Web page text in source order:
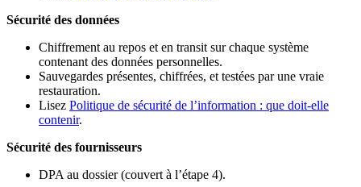
Sécurité des données
Chiffrement au repos et en transit sur chaque système
contenant des données personnelles.
Sauvegardes présentes, chiffrées, et testées par une vraie
restauration.
Lisez Politique de sécurité de l’information : que doit-elle
contenir.
Sécurité des fournisseurs
DPA au dossier (couvert à l’étape 4).